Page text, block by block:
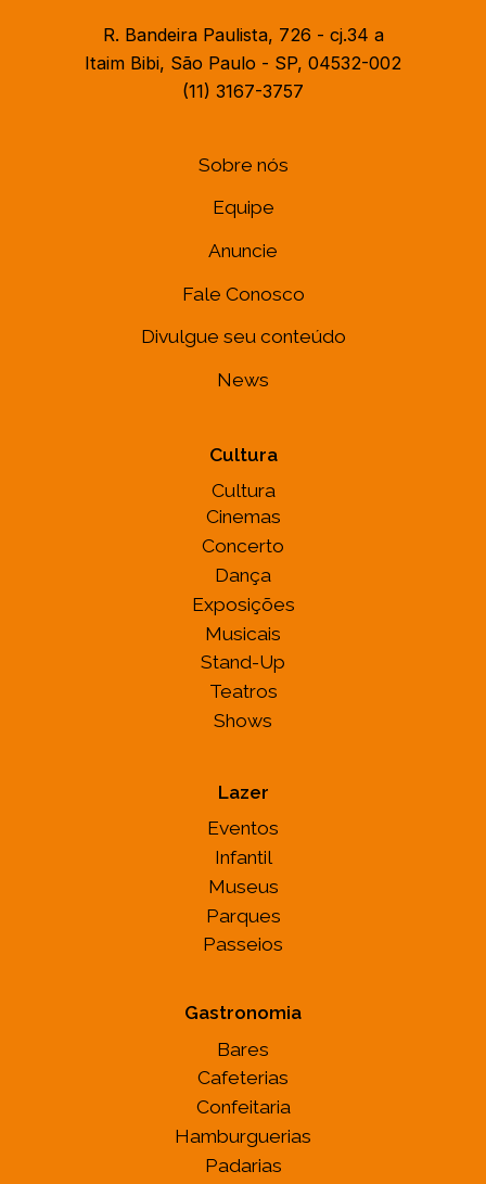
R. Bandeira Paulista, 726 - cj.34 a
Itaim Bibi, São Paulo - SP, 04532-002
(11) 3167-3757
Sobre nós
Equipe
Anuncie
Fale Conosco
Divulgue seu conteúdo
News
Cultura
Cultura
Cinemas
Concerto
Dança
Exposições
Musicais
Stand-Up
Teatros
Shows
Lazer
Eventos
Infantil
Museus
Parques
Passeios
Gastronomia
Bares
Cafeterias
Confeitaria
Hamburguerias
Padarias